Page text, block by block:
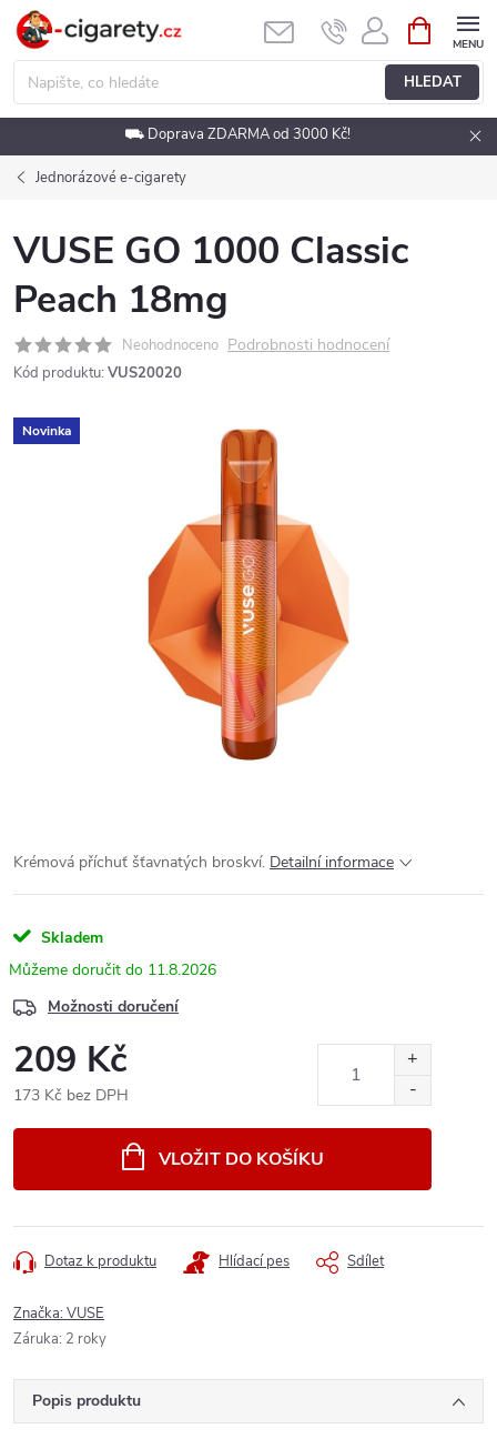
Přejít
obsah
HLEDAT
NÁKUPNÍ
KOŠÍK
⛟ Doprava ZDARMA od 3000 Kč!
Jednorázové e-cigarety
VUSE GO 1000 Classic
Peach 18mg
Neohodnoceno Podrobnosti hodnocení
Kód produktu: VUS20020
Novinka
Krémová příchuť šťavnatých broskví. Detailní informace
Skladem
11.8.2026
Možnosti doručení
209 Kč
173 Kč bez DPH
VLOŽIT DO KOŠÍKU
Dotaz k produktu Hlídací pes Sdílet
Značka:VUSE
Záruka: 2 roky
Popis produktu